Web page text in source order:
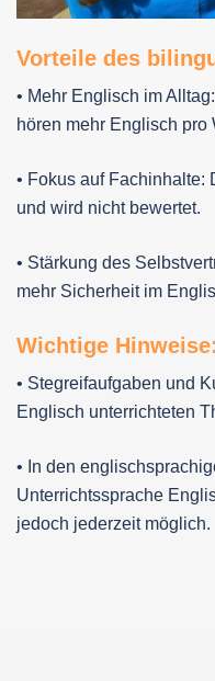
Vorteile des
• Mehr Englisch im
hören mehr Englisch pro
• Fokus auf Fachinhalte:
und wird nicht bewertet.
• Stärkung des
mehr Sicherheit im
Wichtige Hinweise:
• Stegreifaufgaben und
Englisch unterrichteten
• In den
Unterrichtssprache
jedoch jederzeit möglich.